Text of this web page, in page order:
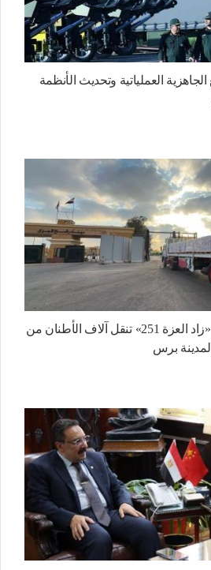
العملياتية وتحديث الأنظمة
الدعم المصري يتواصل، «زاد العزة 251» تنقل آلاف الأطنان من
برس